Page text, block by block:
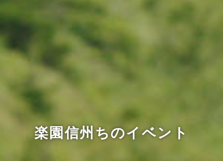
楽園信州ちのイベント